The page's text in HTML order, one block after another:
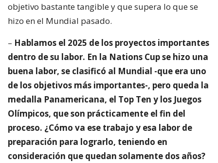
objetivo bastante tangible y que supera lo que se
hizo en el Mundial pasado.
– Hablamos el 2025 de los proyectos importantes
dentro de su labor. En la Nations Cup se hizo una
buena labor, se clasificó al Mundial -que era uno
de los objetivos más importantes-, pero queda la
medalla Panamericana, el Top Ten y los Juegos
Olímpicos, que son prácticamente el fin del
proceso. ¿Cómo va ese trabajo y esa labor de
preparación para lograrlo, teniendo en
consideración que quedan solamente dos años?